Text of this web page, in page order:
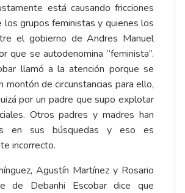
está causando fricciones
los grupos feministas y quienes los
el gobierno de Andres Manuel
que se autodenomina “feminista”.
llamó a la atención porque se
montón de circunstancias para ello,
por un padre que supo explotar
Otros padres y madres han
en sus búsquedas y eso es
incorrecto.
Agustín Martínez y Rosario
de Debanhi Escobar dice que